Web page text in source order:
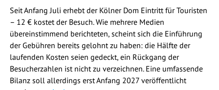
Seit Anfang Juli erhebt der Kölner Dom Eintritt für Touristen
– 12 € kostet der Besuch. Wie mehrere Medien
übereinstimmend berichteten, scheint sich die Einführung
der Gebühren bereits gelohnt zu haben: die Hälfte der
laufenden Kosten seien gedeckt, ein Rückgang der
Besucherzahlen ist nicht zu verzeichnen. Eine umfassende
Bilanz soll allerdings erst Anfang 2027 veröffentlicht